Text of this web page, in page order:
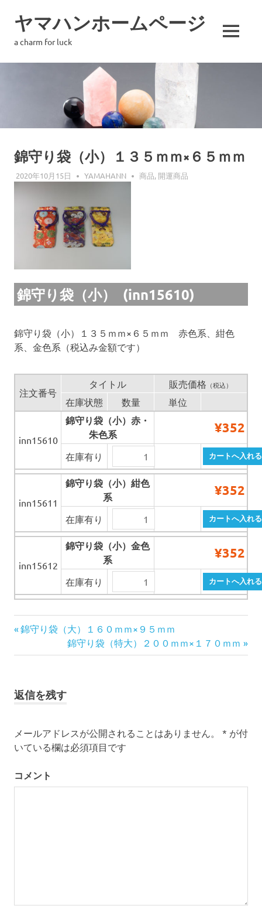
ツ
ヤマハンホームページ
a charm for luck MENU
錦守り袋（小）１３５ｍｍ×６５ｍｍ
2020年10月15日 YAMAHANN 商品, 開運商品
錦守り袋（小） (inn15610)
錦守り袋（小）１３５ｍｍ×６５ｍｍ 赤色系、紺色
系、金色系（税込み金額です）
注文番号
タイトル 販売価格 （税込）
在庫状態 数量 単位
inn15610
錦守り袋（小）赤・
朱色系
¥352
在庫有り
inn15611
錦守り袋（小）紺色
系
¥352
在庫有り
inn15612
錦守り袋（小）金色
系
¥352
在庫有り
ナ
ゲ
シ
前
記
錦守り袋（大）１６０ｍｍ×９５ｍｍ
次
の
錦守り袋（特大）２００ｍｍ×１７０ｍｍ
返信を残す
メールアドレスが公開されることはありません。 * が付
いている欄は必須項目です
コメント